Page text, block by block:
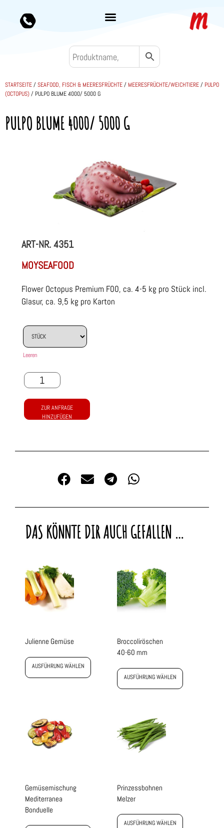
STARTSEITE/SEAFOOD, FISCH & MEERESFRÜCHTE/ MEERESFRÜCHTE/WEICHTIERE/ PULPO
(OCTOPUS)/ PULPO BLUME 4000/ 5000 G
PULPO BLUME 4000/ 5000 G
ART-NR.4351
MOYSEAFOOD
Flower Octopus Premium F00, ca. 4-5 kg pro Stück incl.
Glasur, ca. 9,5 kg pro Karton
Leeren
ZUR ANFRAGE
HINZUFÜGEN
DAS KÖNNTE DIR AUCH GEFALLEN …
Julienne Gemüse
AUSFÜHRUNG WÄHLEN
Broccoliröschen
40-60 mm
AUSFÜHRUNG WÄHLEN
Gemüsemischung
Mediterranea
Bonduelle
Prinzessbohnen
Melzer
AUSFÜHRUNG WÄHLEN